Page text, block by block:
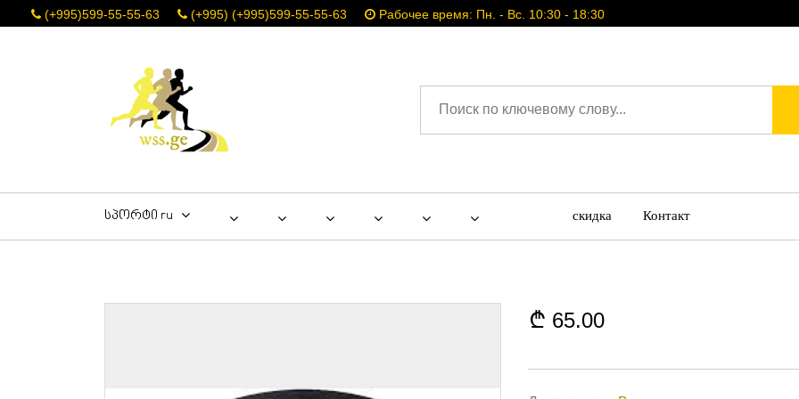
(+995)599-55-55-63 (+995) (+995)599-55-55-63 Рабочее время: Пн. - Вс. 10:30 - 18:30
სპორტი ru скидка Контакт
65.00